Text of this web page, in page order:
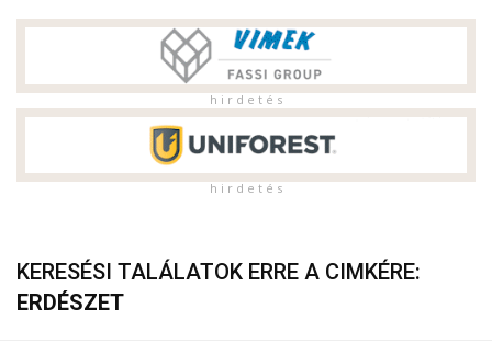
h i r d e t é s
h i r d e t é s
KERESÉSI TALÁLATOK ERRE A CIMKÉRE:
ERDÉSZET